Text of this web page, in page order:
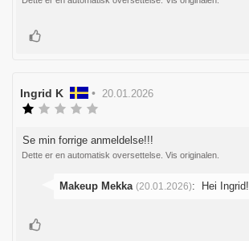
mulige
Liker
Forfatter:
Ingrid K • Omtaledato:
20.01.2026
5
mulige
Omtaletekst:
Se min forrige anmeldelse!!!
Dette er en automatisk oversettelse. Vis originalen.
Svar
Makeup Mekka (20.01.2026): Hei
Liker